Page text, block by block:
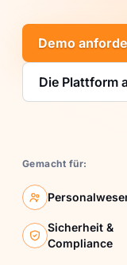
Demo
Die Plattform
Gemacht für:
Sicherheit &
Compliance